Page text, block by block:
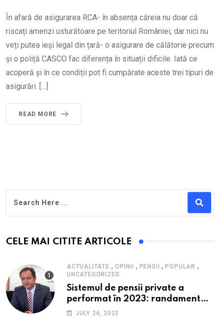
În afară de asigurarea RCA- în absența căreia nu doar că
riscați amenzi usturătoare pe teritoriul României, dar nici nu
veți putea ieși legal din țară- o asigurare de călătorie precum
și o poliță CASCO fac diferența în situații dificile. Iată ce
acoperă și în ce condiții pot fi cumpărate aceste trei tipuri de
asigurări. […]
READ MORE
CELE MAI CITITE ARTICOLE
ACTUALITATE , OPINII , PENSII ,POPULAR ,
UNCATEGORIZED
Sistemul de pensii private a
performat în 2023: randament
peste inflație, active și plăți la
JULY 26, 2023